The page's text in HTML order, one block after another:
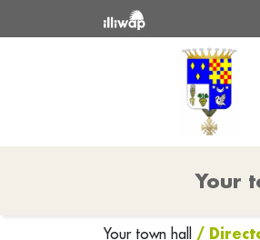
Your
Your town hall /